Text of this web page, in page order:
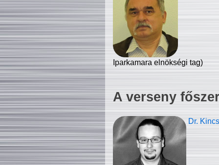
Iparkamara elnökségi tag)
A verseny
Dr.